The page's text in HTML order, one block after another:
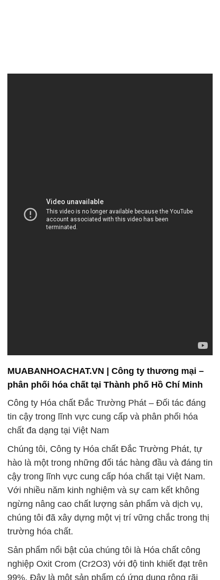
hào là một trong những đối tác hàng đầu và đáng tin
cậy trong lĩnh vực cung cấp hóa chất tại Việt Nam.
Với nhiều năm kinh nghiệm và sự cam kết không
ngừng nâng cao chất lượng sản phẩm và dịch vụ,
chúng tôi đã xây dựng một vị trí vững chắc trong thị
trường hóa chất.
Sản phẩm nổi bật của chúng tôi là Hóa chất công
nghiệp Oxit Crom (Cr2O3) với độ tinh khiết đạt trên
99%. Đây là một sản phẩm có ứng dụng rộng rãi
trong nhiều ngành công nghiệp, sản xuất thực
phẩm, nông nghiệp, dệt nhuộm và nhiều ngành
khác nữa. Sự tinh khiết và đáng tin cậy của sản
phẩm này đã giúp chúng tôi thâu tóm thị trường và
trở thành lựa chọn hàng đầu của các doanh nghiệp
uy tín.
Chúng tôi không chỉ cung cấp sản phẩm hóa chất
mà còn đặc biệt chú trọng đến dịch vụ khách hàng.